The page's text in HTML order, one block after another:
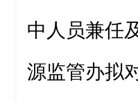
中人员兼任
源监管办拟